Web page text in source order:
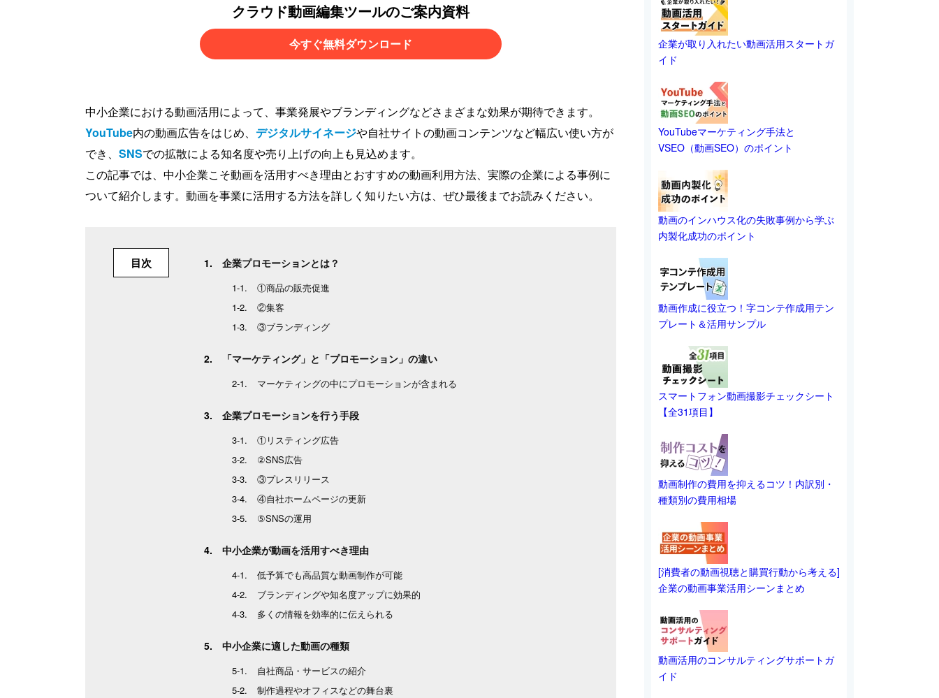
クラウド動画編集ツールのご案内資料
今すぐ無料ダウンロード
中小企業における動画活用によって、事業発展やブランディングなどさまざまな効果が期待できます。
YouTube内の動画広告をはじめ、 デジタルサイネージや自社サイトの動画コンテンツなど幅広い使い方が
でき、 SNSでの拡散による知名度や売り上げの向上も見込めます。
この記事では、中小企業こそ動画を活用すべき理由とおすすめの動画利用方法、実際の企業による事例に
ついて紹介します。動画を事業に活用する方法を詳しく知りたい方は、ぜひ最後までお読みください。
目次 企業プロモーションとは？
①商品の販売促進
②集客
③ブランディング
「マーケティング」と「プロモーション」の違い
マーケティングの中にプロモーションが含まれる
企業プロモーションを行う手段
①リスティング広告
②SNS広告
③プレスリリース
④自社ホームページの更新
⑤SNSの運用
中小企業が動画を活用すべき理由
低予算でも高品質な動画制作が可能
ブランディングや知名度アップに効果的
多くの情報を効率的に伝えられる
中小企業に適した動画の種類
自社商品・サービスの紹介
制作過程やオフィスなどの舞台裏
企業が取り入れたい動画活用スタートガ
イド
YouTubeマーケティング手法と
VSEO（動画SEO）のポイント
動画のインハウス化の失敗事例から学ぶ
内製化成功のポイント
動画作成に役立つ！字コンテ作成用テン
プレート＆活用サンプル
スマートフォン動画撮影チェックシート
【全31項目】
動画制作の費用を抑えるコツ！内訳別・
種類別の費用相場
[消費者の動画視聴と購買行動から考える]
企業の動画事業活用シーンまとめ
動画活用のコンサルティングサポートガ
イド